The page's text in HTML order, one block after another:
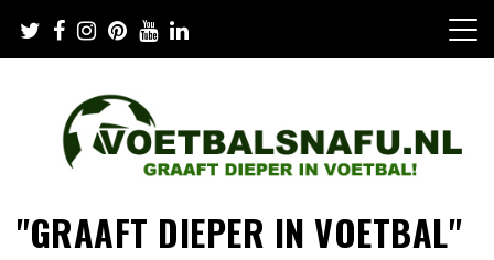
content
"GRAAFT DIEPER IN VOETBAL"